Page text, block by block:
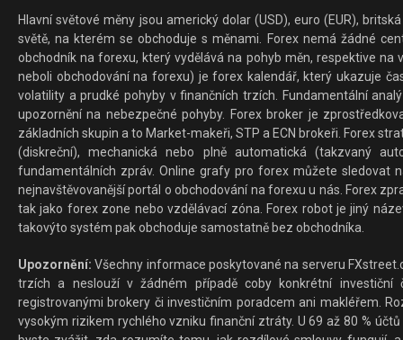
Hlavní světové měny jsou americký dolar (USD), euro (EUR),
světě, na kterém se obchoduje s měnami. Forex nemá žádné
obchodník na forexu, který vydělává na pohyb měn, respektive
neboli obchodování na forexu) je forex kalendář, který ukazuje
volatility a prudké pohyby v finančních trzích. Fundamentální
upozornění na nebezpečné pohyby. Forex broker je
základních skupin a to Market-makeři, STP a ECN brokeři. Forex
(diskreční), mechanická nebo plně automatická (takzvaný
fundamentálních zpráv. Online grafy pro forex můžete sledovat
nejnavštěvovanější portál o obchodování na forexu u nás. Forex
tak jako forex zone nebo vzdělávací zóna. Forex robot je jiný
takovýto systém pak obchoduje samostatně bez obchodníka.
Upozornění: Všechny informace poskytované na serveru
trzích a neslouží v žádném případě coby konkrétní investiční
registrovanými brokery či investičním poradcem ani makléřem.
vysokým rizikem rychlého vzniku finanční ztráty. U 69 až 80 %